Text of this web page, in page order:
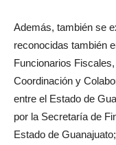
Además, también se
reconocidas también
Funcionarios
Coordinación y
entre el Estado de
por la Secretaría de
Estado de